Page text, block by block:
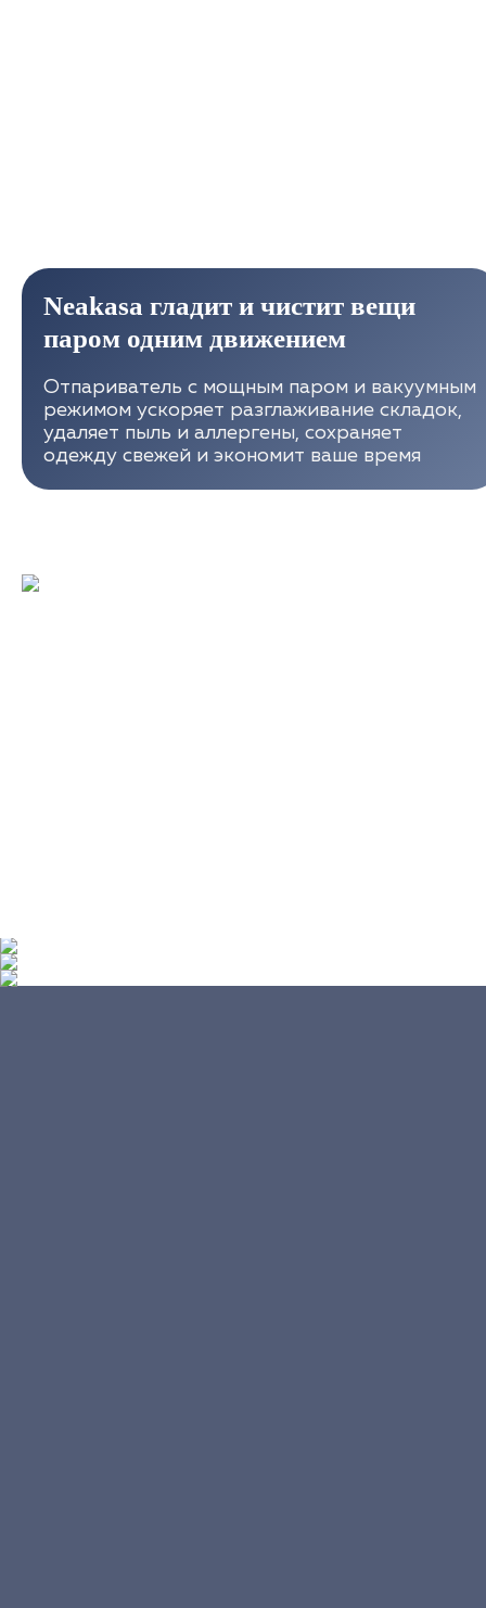
Neakasa гладит и чистит вещи
паром одним движением
Отпариватель с мощным паром и вакуумным
режимом ускоряет разглаживание складок,
удаляет пыль и аллергены, сохраняет
одежду свежей и экономит ваше время